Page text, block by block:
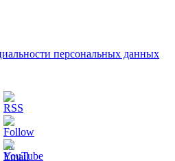
персональных данных